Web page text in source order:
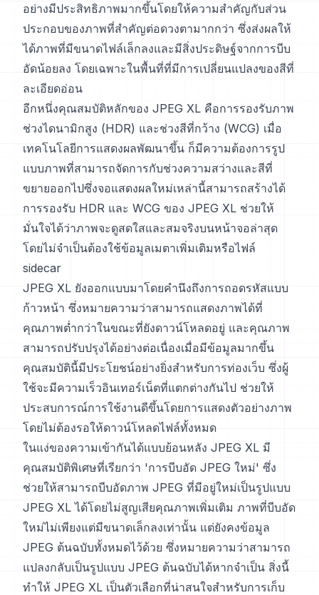
อย่างมีประสิทธิภาพมากขึ้นโดยให้ความสำคัญกับส่วน
ประกอบของภาพที่สำคัญต่อดวงตามากกว่า ซึ่งส่งผลให้
ได้ภาพที่มีขนาดไฟล์เล็กลงและมีสิ่งประดิษฐ์จากการบีบ
อัดน้อยลง โดยเฉพาะในพื้นที่ที่มีการเปลี่ยนแปลงของสีที่
ละเอียดอ่อน
อีกหนึ่งคุณสมบัติหลักของ JPEG XL คือการรองรับภาพ
ช่วงไดนามิกสูง (HDR) และช่วงสีที่กว้าง (WCG) เมื่อ
เทคโนโลยีการแสดงผลพัฒนาขึ้น ก็มีความต้องการรูป
แบบภาพที่สามารถจัดการกับช่วงความสว่างและสีที่
ขยายออกไปซึ่งจอแสดงผลใหม่เหล่านี้สามารถสร้างได้
การรองรับ HDR และ WCG ของ JPEG XL ช่วยให้
มั่นใจได้ว่าภาพจะดูสดใสและสมจริงบนหน้าจอล่าสุด
โดยไม่จำเป็นต้องใช้ข้อมูลเมตาเพิ่มเติมหรือไฟล์
sidecar
JPEG XL ยังออกแบบมาโดยคำนึงถึงการถอดรหัสแบบ
ก้าวหน้า ซึ่งหมายความว่าสามารถแสดงภาพได้ที่
คุณภาพต่ำกว่าในขณะที่ยังดาวน์โหลดอยู่ และคุณภาพ
สามารถปรับปรุงได้อย่างต่อเนื่องเมื่อมีข้อมูลมากขึ้น
คุณสมบัตินี้มีประโยชน์อย่างยิ่งสำหรับการท่องเว็บ ซึ่งผู้
ใช้จะมีความเร็วอินเทอร์เน็ตที่แตกต่างกันไป ช่วยให้
ประสบการณ์การใช้งานดีขึ้นโดยการแสดงตัวอย่างภาพ
โดยไม่ต้องรอให้ดาวน์โหลดไฟล์ทั้งหมด
ในแง่ของความเข้ากันได้แบบย้อนหลัง JPEG XL มี
คุณสมบัติพิเศษที่เรียกว่า 'การบีบอัด JPEG ใหม่' ซึ่ง
ช่วยให้สามารถบีบอัดภาพ JPEG ที่มีอยู่ใหม่เป็นรูปแบบ
JPEG XL ได้โดยไม่สูญเสียคุณภาพเพิ่มเติม ภาพที่บีบอัด
ใหม่ไม่เพียงแต่มีขนาดเล็กลงเท่านั้น แต่ยังคงข้อมูล
JPEG ต้นฉบับทั้งหมดไว้ด้วย ซึ่งหมายความว่าสามารถ
แปลงกลับเป็นรูปแบบ JPEG ต้นฉบับได้หากจำเป็น สิ่งนี้
ทำให้ JPEG XL เป็นตัวเลือกที่น่าสนใจสำหรับการเก็บ